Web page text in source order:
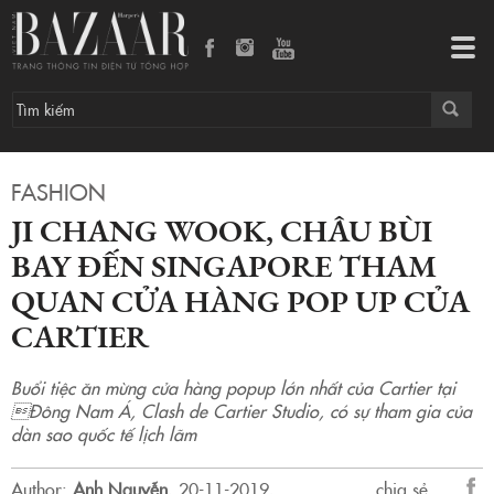
FASHION
JI CHANG WOOK, CHÂU BÙI
BAY ĐẾN SINGAPORE THAM
QUAN CỬA HÀNG POP UP CỦA
CARTIER
Buổi tiệc ăn mừng cửa hàng popup lớn nhất của Cartier tại
Đông Nam Á, Clash de Cartier Studio, có sự tham gia của
dàn sao quốc tế lịch lãm
Author: Anh Nguyễn. 20-11-2019.
chia sẻ